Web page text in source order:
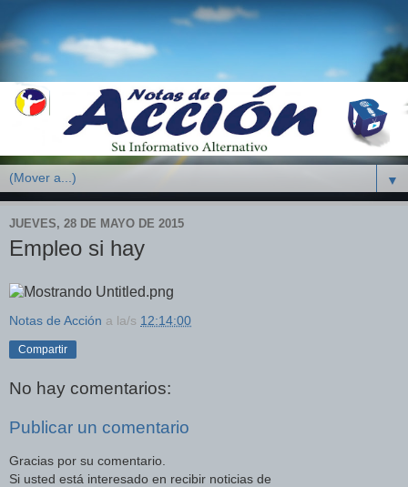
▼
JUEVES, 28 DE MAYO DE 2015
Empleo si hay
Notas de Acción a la/s 12:14:00
Compartir
No hay comentarios:
Publicar un comentario
Gracias por su comentario.
Si usted está interesado en recibir noticias de